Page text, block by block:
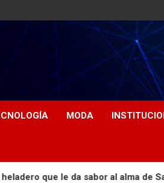
MODA
da sabor al alma de Santa Fe